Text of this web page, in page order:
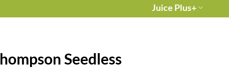
Juice Plus+
Seedless